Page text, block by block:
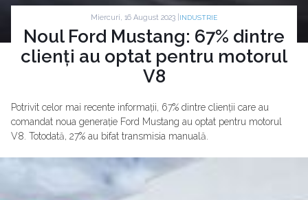
Miercuri, 16 August 2023 | INDUSTRIE
Noul Ford Mustang: 67% dintre
clienți au optat pentru motorul
V8
Potrivit celor mai recente informații, 67% dintre clienții care au
comandat noua generație Ford Mustang au optat pentru motorul
V8. Totodată, 27% au bifat transmisia manuală.